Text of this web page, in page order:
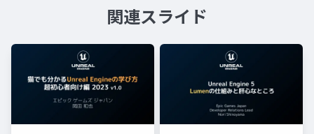
関連スライド